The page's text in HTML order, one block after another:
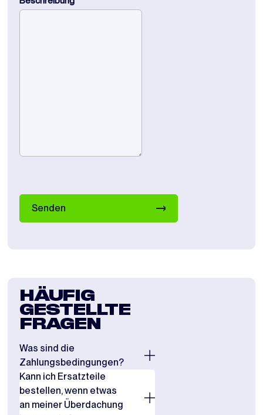
Senden
HÄUFIG
GESTELLTE
FRAGEN
Was sind die
Zahlungsbedingungen?
Für Bestellungen mit einem
Auftragswert unter 5.000 €
verlangen wir eine Vorauszahlung
Kann ich Ersatzteile
bestellen, wenn etwas
an meiner Überdachung